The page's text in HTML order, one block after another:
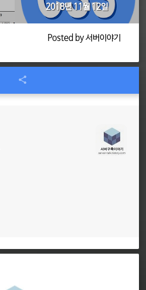
2018년 11월 12일
Posted by 서버이야기